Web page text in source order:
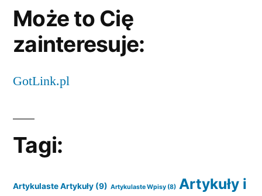
Może to Cię
zainteresuje:
GotLink.pl
Tagi:
Artykulaste Artykuły (9) Artykulaste Wpisy (8) Artykuły i